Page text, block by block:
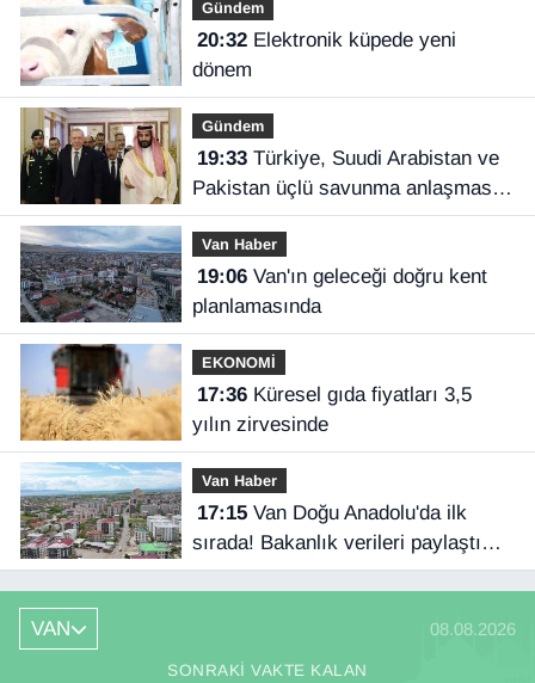
Gündem
20:32Elektronik küpede yeni
dönem
Gündem
19:33Türkiye, Suudi Arabistan ve
Pakistan üçlü savunma anlaşması
imzaladı
Van Haber
19:06Van'ın geleceği doğru kent
planlamasında
EKONOMİ
17:36Küresel gıda fiyatları 3,5
yılın zirvesinde
Van Haber
17:15Van Doğu Anadolu'da ilk
sırada! Bakanlık verileri paylaştı…
VAN 08.08.2026
SONRAKI VAKTE KALAN